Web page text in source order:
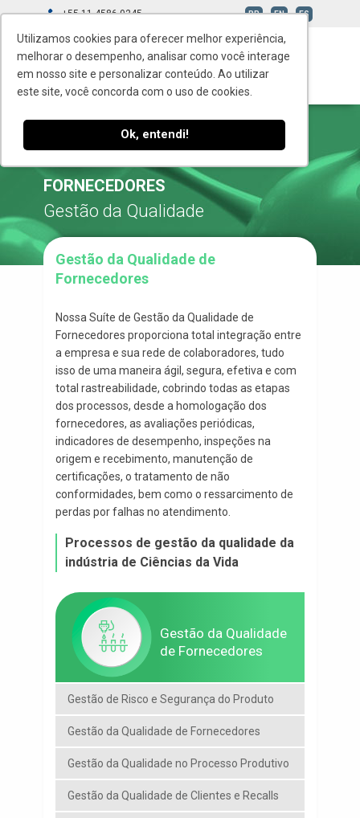
Utilizamos cookies para oferecer melhor experiência,
melhorar o desempenho, analisar como você interage
em nosso site e personalizar conteúdo. Ao utilizar
este site, você concorda com o uso de cookies.
Ok, entendi!
+55 11 4586-0245 BR EN ES
FORNECEDORES
Gestão da Qualidade
Gestão da Qualidade de
Fornecedores
Nossa Suíte de Gestão da Qualidade de
Fornecedores proporciona total integração entre
a empresa e sua rede de colaboradores, tudo
isso de uma maneira ágil, segura, efetiva e com
total rastreabilidade, cobrindo todas as etapas
dos processos, desde a homologação dos
fornecedores, as avaliações periódicas,
indicadores de desempenho, inspeções na
origem e recebimento, manutenção de
certificações, o tratamento de não
conformidades, bem como o ressarcimento de
perdas por falhas no atendimento.
Processos de gestão da qualidade da
indústria de Ciências da Vida
Gestão da Qualidade
de Fornecedores
Gestão de Risco e Segurança do Produto
Gestão da Qualidade de Fornecedores
Gestão da Qualidade no Processo Produtivo
Gestão da Qualidade de Clientes e Recalls